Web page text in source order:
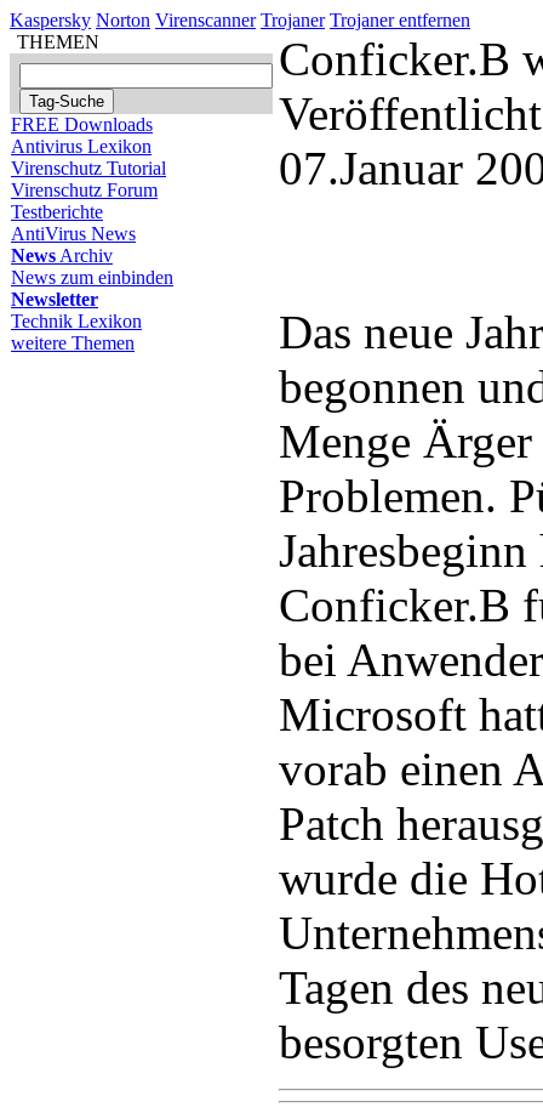
Kaspersky Norton Virenscanner Trojaner Trojaner entfernen
THEMEN
FREE Downloads
Antivirus Lexikon
Virenschutz Tutorial
Virenschutz Forum
Testberichte
AntiVirus News
News Archiv
News zum einbinden
Newsletter
Technik Lexikon
weitere Themen
Conficker.B
07.Januar
Das neue
begonnen
Menge
Problemen.
Conficker.B
bei
Microsoft
vorab einen
Patch
wurde die
Tagen des
besorgten